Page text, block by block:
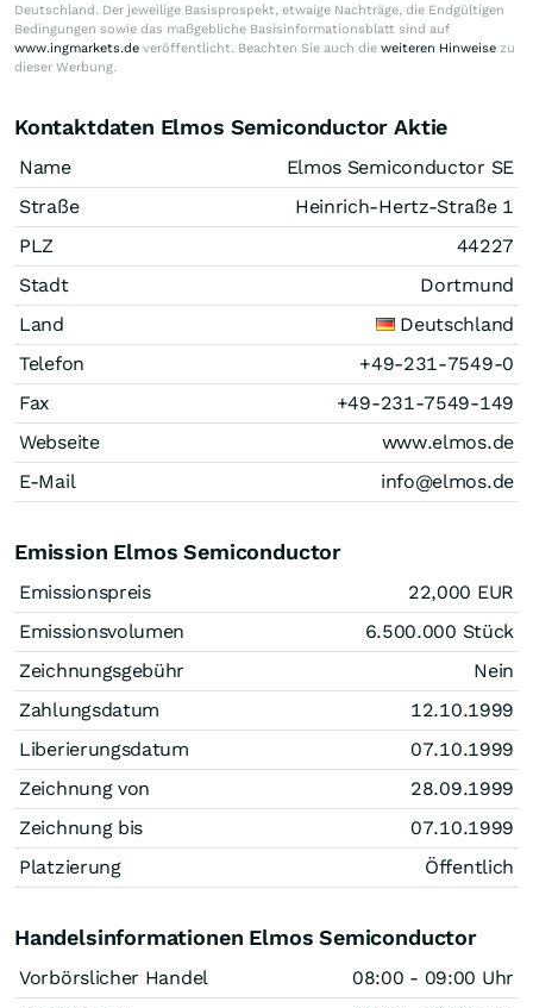
Deutschland. Der jeweilige Basisprospekt, etwaige Nachträge, die Endgültigen
Bedingungen sowie das maßgebliche Basisinformationsblatt sind auf
www.ingmarkets.de veröffentlicht. Beachten Sie auch die weiteren Hinweise zu
dieser Werbung.
Kontaktdaten Elmos Semiconductor Aktie
Name
Elmos Semiconductor SE
Straße
Heinrich-Hertz-Straße 1
PLZ
44227
Stadt
Dortmund
Land
Deutschland
Telefon
+49-231-7549-0
Fax
+49-231-7549-149
Webseite
www.elmos.de
E-Mail
info@elmos.de
Emission Elmos Semiconductor
Emissionspreis 22,000 EUR
Emissionsvolumen
6.500.000 Stück
Zeichnungsgebühr
Nein
Zahlungsdatum
12.10.1999
Liberierungsdatum
07.10.1999
Zeichnung von
28.09.1999
Zeichnung bis
07.10.1999
Platzierung
Öffentlich
Handelsinformationen Elmos Semiconductor
Vorbörslicher Handel
08:00 - 09:00 Uhr